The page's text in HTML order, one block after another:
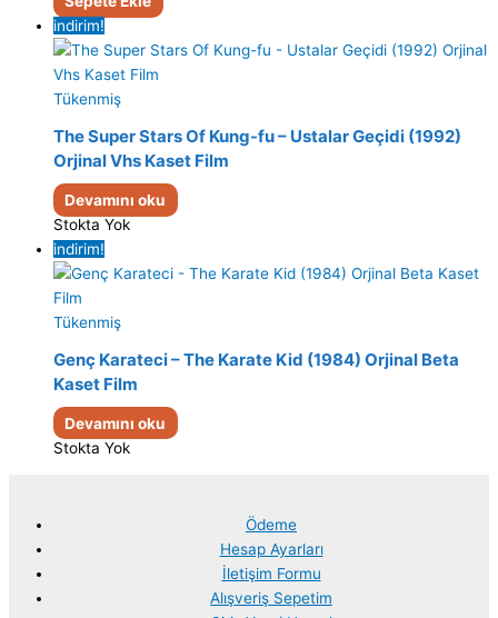
indirim!
Tükenmiş
The Super Stars Of Kung-fu – Ustalar Geçidi (1992)
Orjinal Vhs Kaset Film
Devamını oku
Stokta Yok
indirim!
Tükenmiş
Genç Karateci – The Karate Kid (1984) Orjinal Beta
Kaset Film
Devamını oku
Stokta Yok
Ödeme
Hesap Ayarları
İletişim Formu
Alışveriş Sepetim